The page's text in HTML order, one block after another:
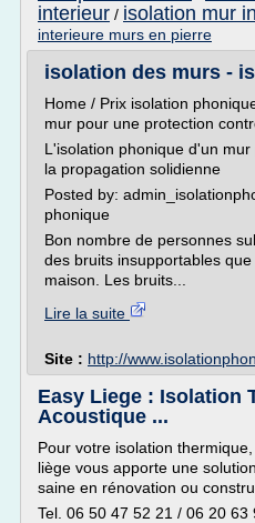
interieur / isolation mur
interieure murs en pierre
isolation des murs -
Home / Prix isolation
mur pour une protection
L'isolation phonique d'un
la propagation solidienne
Posted by:
phonique
Bon nombre de personnes
des bruits insupportables
maison. Les bruits...
Lire la suite
Site : http://
Easy Liege : Isolation
Acoustique ...
Pour votre isolation
liège vous apporte une
saine en rénovation ou
Tel. 06 50 47 52 21 / 06 20 63